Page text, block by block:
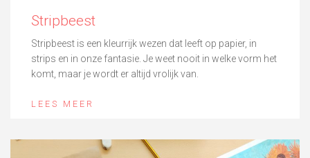
Stripbeest
Stripbeest is een kleurrijk wezen dat leeft op papier, in
strips en in onze fantasie. Je weet nooit in welke vorm het
komt, maar je wordt er altijd vrolijk van.
LEES MEER